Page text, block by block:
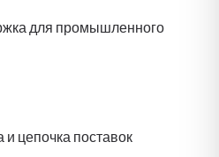
для промышленного
цепочка поставок